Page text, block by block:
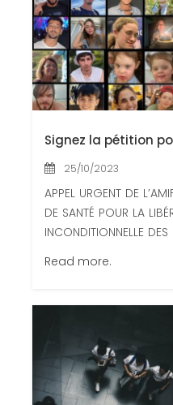
Signez la pétition
25/10/2023
APPEL URGENT DE
DE SANTÉ POUR LA
INCONDITIONNELLE DES
Read more.